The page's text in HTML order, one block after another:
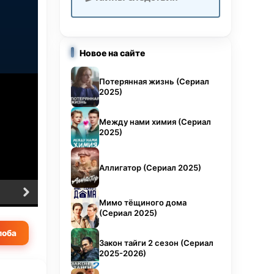
на
нет
6 серия
Новое на сайте
Потерянная жизнь (Сериал
2025)
Между нами химия (Сериал
2025)
Аллигатор (Сериал 2025)
Мимо тёщиного дома
(Сериал 2025)
Закон тайги 2 сезон (Сериал
2025-2026)